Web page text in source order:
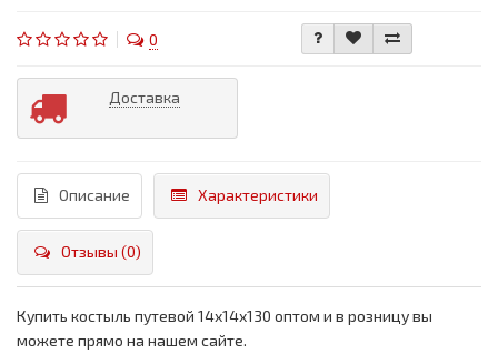
0
Доставка
Описание Характеристики
Отзывы (0)
Купить костыль путевой 14х14х130 оптом и в розницу вы
можете прямо на нашем сайте.